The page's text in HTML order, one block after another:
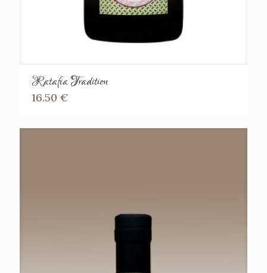
Ratafia Tradition
16.50 €